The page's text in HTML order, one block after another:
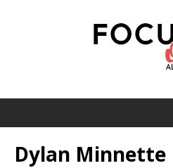
Dylan Minnette